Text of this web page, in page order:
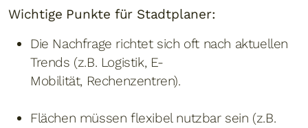
Wichtige Punkte für Stadtplaner:
Die Nachfrage richtet sich oft nach aktuellen
Trends (z.B. Logistik, E-
Mobilität, Rechenzentren).
Flächen müssen flexibel nutzbar sein (z.B.